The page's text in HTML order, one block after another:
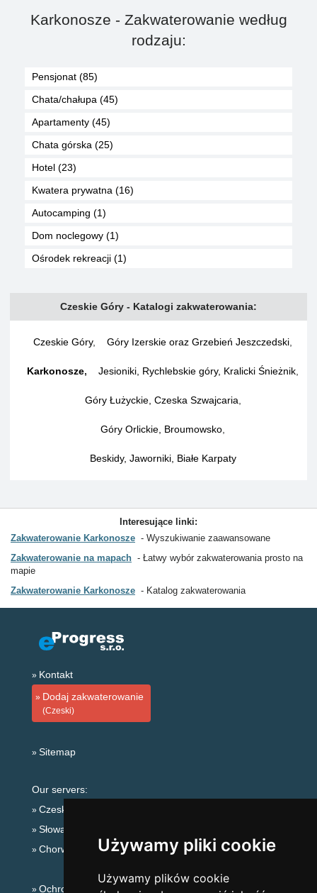
Używamy pliki cookie
Używamy plików cookie
Karkonosze - Zakwaterowanie według
rodzaju:
Pensjonat (85)
Chata/chałupa (45)
Apartamenty (45)
Chata górska (25)
Hotel (23)
Kwatera prywatna (16)
Autocamping (1)
Dom noclegowy (1)
Ośrodek rekreacji (1)
Czeskie Góry - Katalogi zakwaterowania:
Czeskie Góry, Góry Izerskie oraz Grzebień Jeszczedski
Karkonosze, Jesioniki, Rychlebskie góry, Kralicki Śnieżnik
Góry Łużyckie, Czeska Szwajcaria
Góry Orlickie, Broumowsko
Beskidy, Jaworniki, Białe Karpaty
Interesujące linki:
Zakwaterowanie Karkonosze
Wyszukiwanie zaawansowane
Zakwaterowanie na mapach
Łatwy wybór zakwaterowania prosto na
mapie
Zakwaterowanie Karkonosze
Katalog zakwaterowania
Kontakt
Dodaj zakwaterowanie
(Czeski)
Sitemap
Our servers:
Czeskie Góry
Słowackie góry
Chorwacja
Ochrona prywatności